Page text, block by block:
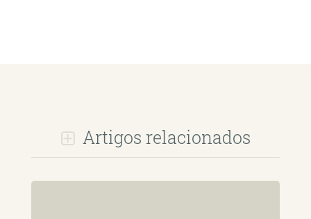
Artigos relacionados